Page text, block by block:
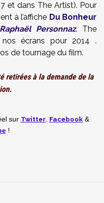
et dans The Artist). Pour
à l’affiche Du Bonheur
Personnaz. The
écrans pour 2014 .
de tournage du film.
retirées à la demande de la
sur Twitter Facebook&
!